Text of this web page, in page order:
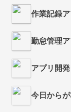
作業記録
勤怠管理
アプリ開
今日からが